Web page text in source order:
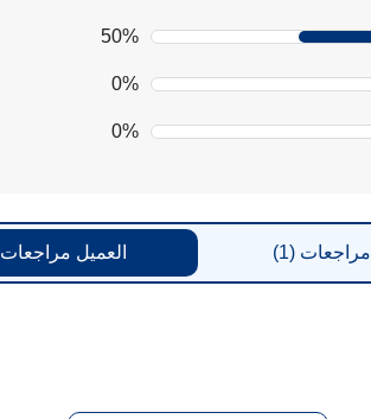
50%
0%
0%
العميل مراجعات مراجعات (1)